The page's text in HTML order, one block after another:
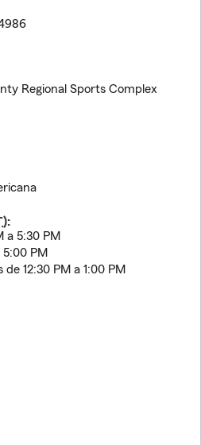
Regional Sports Complex
):
a 5:30 PM
PM
12:30 PM a 1:00 PM